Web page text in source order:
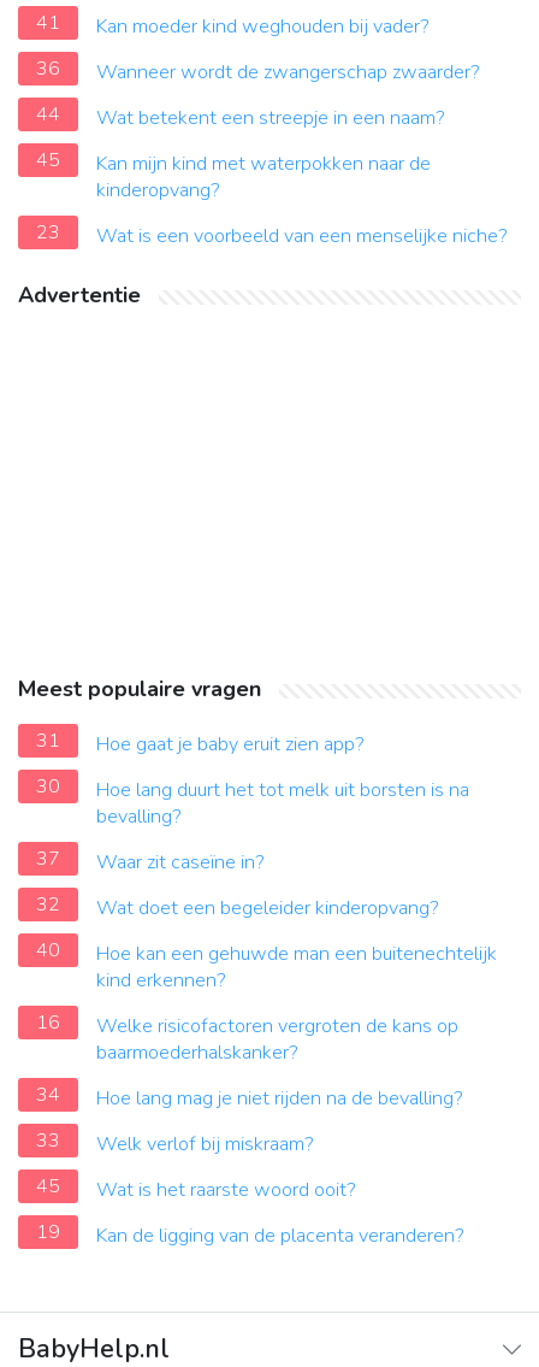
41
Kan moeder kind weghouden bij vader?
36
Wanneer wordt de zwangerschap zwaarder?
44
Wat betekent een streepje in een naam?
45
Kan mijn kind met waterpokken naar de
kinderopvang?
23
Wat is een voorbeeld van een menselijke niche?
Advertentie
Meest populaire vragen
31
Hoe gaat je baby eruit zien app?
30
Hoe lang duurt het tot melk uit borsten is na
bevalling?
37
Waar zit caseïne in?
32
Wat doet een begeleider kinderopvang?
40
Hoe kan een gehuwde man een buitenechtelijk
kind erkennen?
16
Welke risicofactoren vergroten de kans op
baarmoederhalskanker?
34
Hoe lang mag je niet rijden na de bevalling?
33
Welk verlof bij miskraam?
45
Wat is het raarste woord ooit?
19
Kan de ligging van de placenta veranderen?
BabyHelp.nl